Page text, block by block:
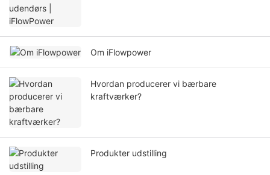
Om iFlowpower
Hvordan producerer vi bærbare
kraftværker?
Produkter udstilling